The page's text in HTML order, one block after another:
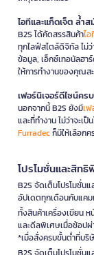
ไอทีและแก็ดเจ็ต ล้ำ
B2S ได้คัดสรรสินค้าไ
ทุกไลฟ์สไตล์ดิจิทัล ไม่ว่
ข้อมูล, เอ็กซ์เทอนัลฮา
ให้การทำงานของคุณส
เฟอร์นิเจอร์ดีไซน์ค
นอกจากนี้ B2S ยังมีเฟ
และที่ทำงาน ไม่ว่าจะเ
Furradecก็มีให้เลือก
โปรโมชั่นและสิทธิ
B2S จัดเต็มโปรโมชั่น
อัปเดตทุกเดือนกับแค
ทั้งสินค้าเครื่องเขียน
และดีลพิเศษเมื่อช้อปผ่
*เมื่อสั่งครบขั้นต่ำที่บริ